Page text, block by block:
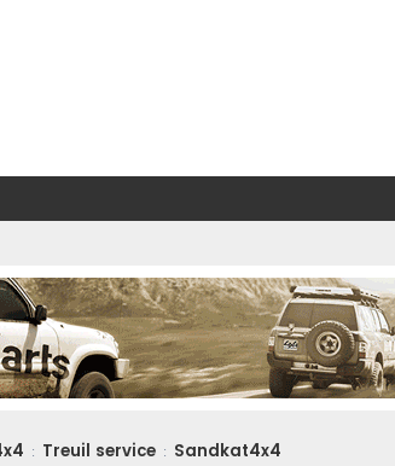
: Treuil service : Sandkat4x4